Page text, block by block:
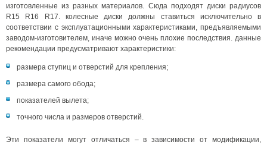
изготовленные из разных материалов. Сюда подходят диски радиусов
R15 R16 R17. колесные диски должны ставиться исключительно в
соответствии с эксплуатационными характеристиками, предъявляемыми
заводом-изготовителем, иначе можно очень плохие последствия. данные
рекомендации предусматривают характеристики:
размера ступиц и отверстий для крепления;
размера самого обода;
показателей вылета;
точного числа и размеров отверстий.
Эти показатели могут отличаться – в зависимости от модификации,